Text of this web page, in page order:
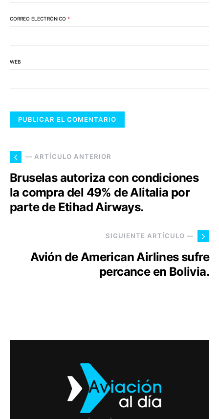
CORREO ELECTRÓNICO *
WEB
— ARTÍCULO ANTERIOR
Bruselas autoriza con condiciones
la compra del 49% de Alitalia por
parte de Etihad Airways.
SIGUIENTE ARTÍCULO —
Avión de American Airlines sufre
percance en Bolivia.